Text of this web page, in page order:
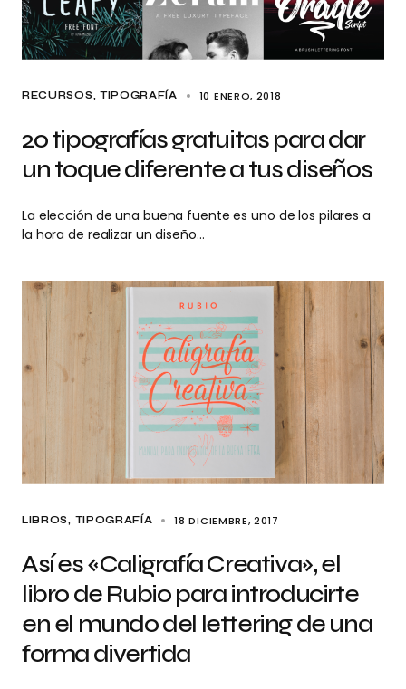
RECURSOS TIPOGRAFÍA 10 ENERO, 2018
20 tipografías gratuitas para dar
un toque diferente a tus diseños
La elección de una buena fuente es uno de los pilares a
la hora de realizar un diseño…
LIBROS TIPOGRAFÍA 18 DICIEMBRE, 2017
Así es «Caligrafía Creativa», el
libro de Rubio para introducirte
en el mundo del lettering de una
forma divertida